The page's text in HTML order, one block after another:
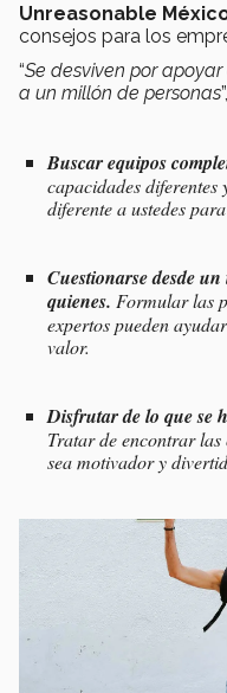
Unreasonable
consejos para los
“Se desviven por
a un millón de personas
Buscar equipos
capacidades diferentes
diferente a ustedes
Cuestionarse desde
quienes. Formular las
expertos pueden
valor.
Disfrutar de lo que se
Tratar de encontrar
sea motivador y